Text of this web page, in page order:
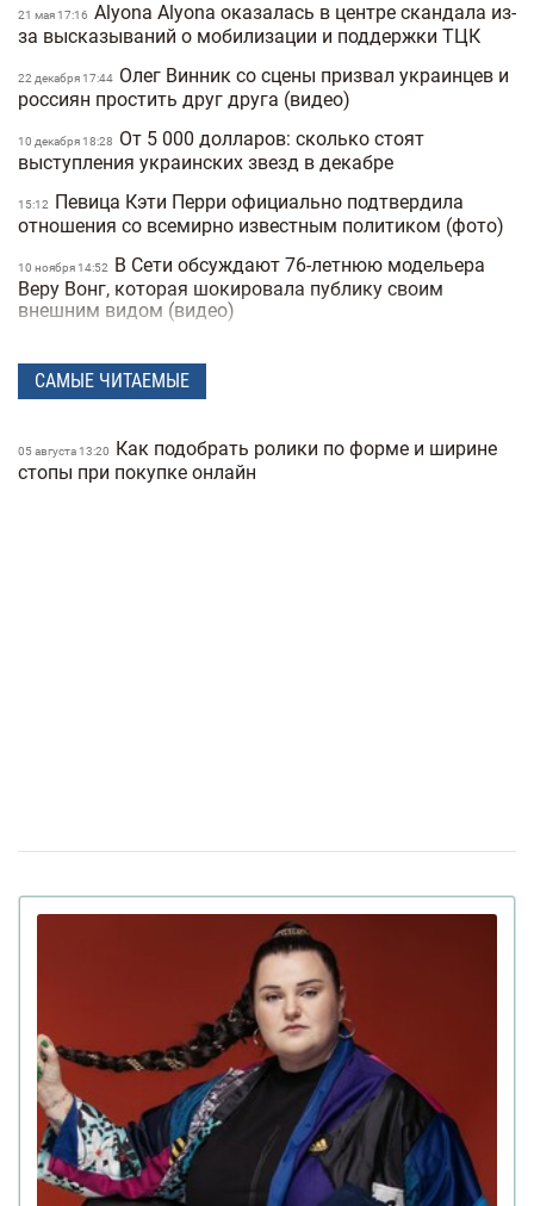
21 мая 17:16 Alyona Alyona оказалась в центре скандала из-
за высказываний о мобилизации и поддержки ТЦК
22 декабря 17:44 Олег Винник со сцены призвал украинцев и
россиян простить друг друга (видео)
10 декабря 18:28
От 5 000 долларов: сколько стоят
выступления украинских звезд в декабре
15:12
Певица Кэти Перри официально подтвердила
отношения со всемирно известным политиком (фото)
10 ноября 14:52
В Сети обсуждают 76-летнюю модельера
Веру Вонг, которая шокировала публику своим
внешним видом (видео)
охранника из николаевского ТЦК (видео)
года по версии People — фото
30 октября 16:57
Украинский бренд Bazhane попал в скандал
Полиция возбудила уголовное дело против
русскоязычных детей
Криштиану Роналду сделал предложение
своей девушке Джорджине Родригес после 9 лет
Американская рэперша Азилия Бэнкс
поиздевалась над украинским военным, который
потерял в плену 40 кг веса
29 июля 16:39 Олег Винник заявил, что не сбегал из
Украины в начале полномасштабной войны, а «просто
вернулся домой»
24 июля 15:03 Брюс Уиллис больше не может говорить и
САМЫЕ ЧИТАЕМЫЕ
05 августа 13:20
Как подобрать ролики по форме и ширине
стопы при покупке онлайн